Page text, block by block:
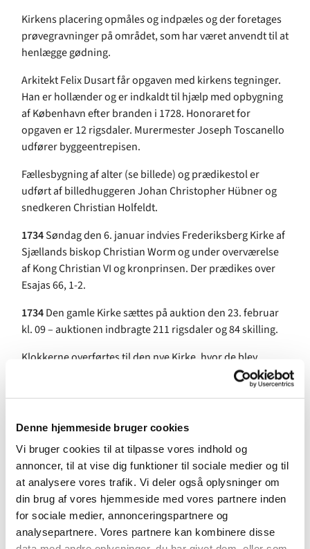
Denne hjemmeside bruger cookies
Vi bruger cookies til at tilpasse vores indhold og
annoncer, til at vise dig funktioner til sociale medier og til
at analysere vores trafik. Vi deler også oplysninger om
din brug af vores hjemmeside med vores partnere inden
for sociale medier, annonceringspartnere og
analysepartnere. Vores partnere kan kombinere disse
Kirkens placering opmåles og indpæles og der foretages
prøvegravninger på området, som har været anvendt til at
henlægge gødning.
Arkitekt Felix Dusart får opgaven med kirkens tegninger.
Han er hollænder og er indkaldt til hjælp med opbygning
af København efter branden i 1728. Honoraret for
opgaven er 12 rigsdaler. Murermester Joseph Toscanello
udfører byggeentrepisen.
Fællesbygning af alter (se billede) og prædikestol er
udført af billedhuggeren Johan Christopher Hübner og
snedkeren Christian Holfeldt.
1734Søndag den 6. januar indvies Frederiksberg Kirke af
Sjællands biskop Christian Worm og under overværelse
af Kong Christian VI og kronprinsen. Der prædikes over
Esajas 66, 1-2.
1734Den gamle Kirke sættes på auktion den 23. februar
kl. 09 – auktionen indbragte 211 rigsdaler og 84 skilling.
Klokkerne overførtes til den nye Kirke, hvor de blev
repareret adskille gange, bl.a. fordi der foretages lange
sørgeringninger, hvor klokkerne simpelthen revnede, og
flere gange. Den bruges i dag ved morgen – og
1736Ved kongelig resolution bestemmes det at
Frederiksberg Kirke, skal have sin egen præst, og de som
boede på Vesterbro skulle henlægges til samme sogn.
Første sognepræst bliver studenten Johannes Kinast (dør
1773).